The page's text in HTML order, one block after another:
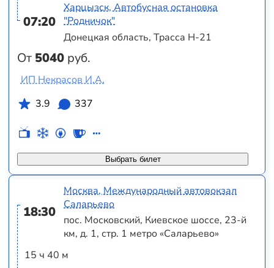
07:20
От 5040 руб.
Харцызск, Автобусная остановка
"Родничок"
Донецкая область, Трасса Н-21
Выбрать билет
ИП Некрасов И.А.
3.9
337
18:30
15 ч 40 м
Москва, Международный автовокзал
Саларьево
пос. Московский, Киевское шоссе, 23-й
км, д. 1, стр. 1 метро «Саларьево»